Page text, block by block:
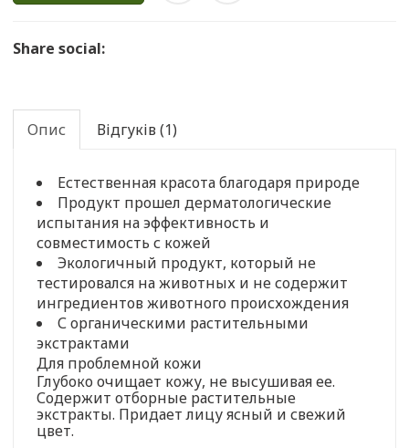
Share social:
Опис Відгуків (1)
Естественная красота благодаря природе
Продукт прошел дерматологические
испытания на эффективность и
совместимость с кожей
Экологичный продукт, который не
тестировался на животных и не содержит
ингредиентов животного происхождения
С органическими растительными
экстрактами
Для проблемной кожи
Глубоко очищает кожу, не высушивая ее.
Содержит отборные растительные
экстракты. Придает лицу ясный и свежий
цвет.